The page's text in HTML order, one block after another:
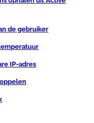
de gebruiker
IP-adres